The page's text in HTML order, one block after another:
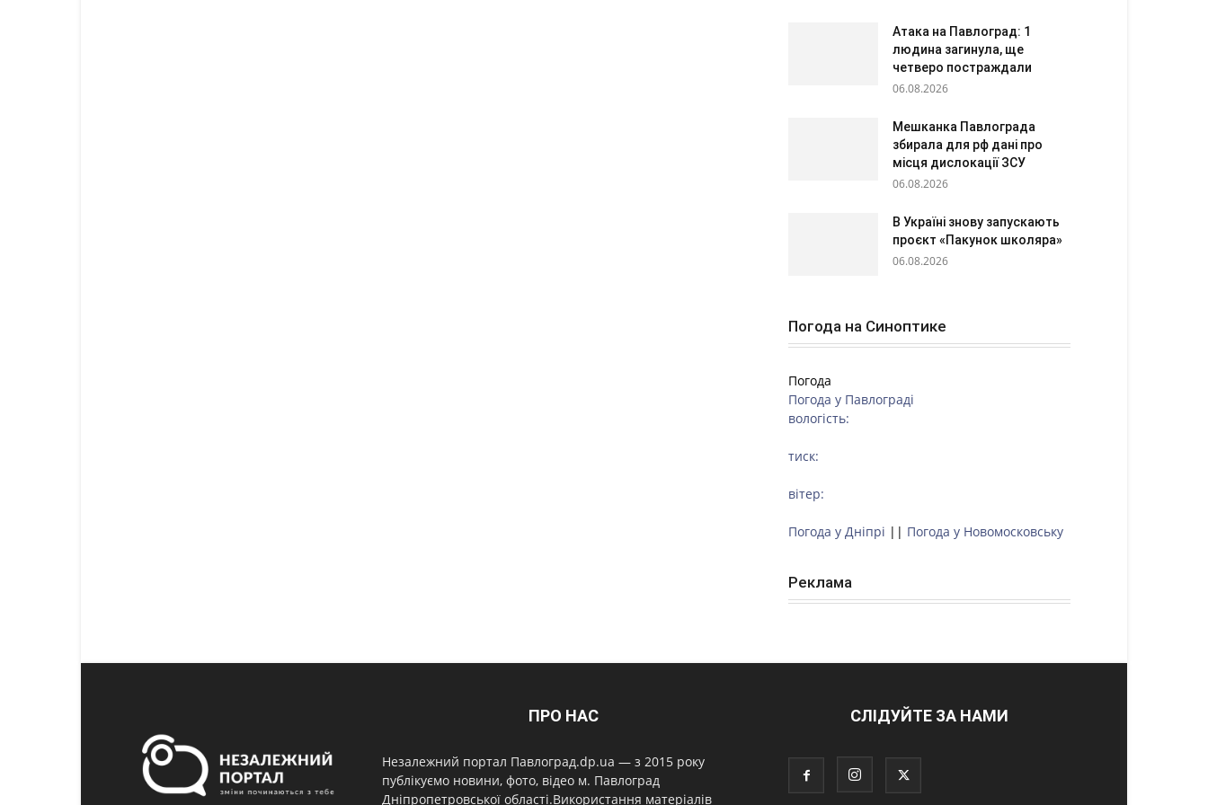
Атака на Павлоград: 1
людина загинула, ще
четверо постраждали
06.08.2026
Мешканка Павлограда
збирала для рф дані про
місця дислокації ЗСУ
06.08.2026
В Україні знову запускають
проєкт «Пакунок школяра»
06.08.2026
Погода на Синоптике
Погода
Погода у Павлограді
вологість:
тиск:
вітер:
Погода у Дніпрі || Погода у Новомосковську
Реклама
ПРО НАС
Незалежний портал Павлоград.dp.ua — з 2015 року
публікуємо новини, фото, відео м. Павлоград
Дніпропетровської області.Використання матеріалів
СЛІДУЙТЕ ЗА НАМИ